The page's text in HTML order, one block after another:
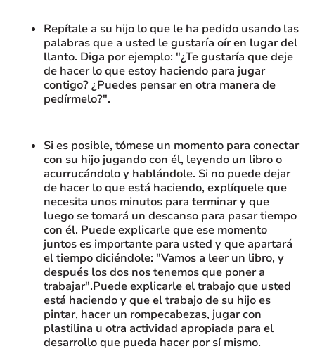
Repítale a su hijo lo que le ha pedido usando las
palabras que a usted le gustaría oír en lugar del
llanto. Diga por ejemplo: "¿Te gustaría que deje
de hacer lo que estoy haciendo para jugar
contigo? ¿Puedes pensar en otra manera de
pedírmelo?".
Si es posible, tómese un momento para conectar
con su hijo jugando con él, leyendo un libro o
acurrucándolo y hablándole. Si no puede dejar
de hacer lo que está haciendo, explíquele que
necesita unos minutos para terminar y que
luego se tomará un descanso para pasar tiempo
con él. Puede explicarle que ese momento
juntos es importante para usted y que apartará
el tiempo diciéndole: "Vamos a leer un libro, y
después los dos nos tenemos que poner a
trabajar".Puede explicarle el trabajo que usted
está haciendo y que el trabajo de su hijo es
pintar, hacer un rompecabezas, jugar con
plastilina u otra actividad apropiada para el
desarrollo que pueda hacer por sí mismo.